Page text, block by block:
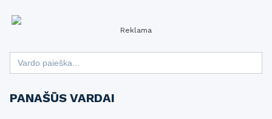
Reklama
Search
for:
PANAŠŪS VARDAI